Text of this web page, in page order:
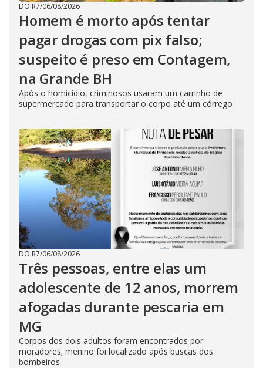
DO R7/06/08/2026
Homem é morto após tentar
pagar drogas com pix falso;
suspeito é preso em Contagem,
na Grande BH
Após o homicídio, criminosos usaram um carrinho de
supermercado para transportar o corpo até um córrego
DO R7/06/08/2026
Três pessoas, entre elas um
adolescente de 12 anos, morrem
afogadas durante pescaria em
MG
Corpos dos dois adultos foram encontrados por
moradores; menino foi localizado após buscas dos
bombeiros